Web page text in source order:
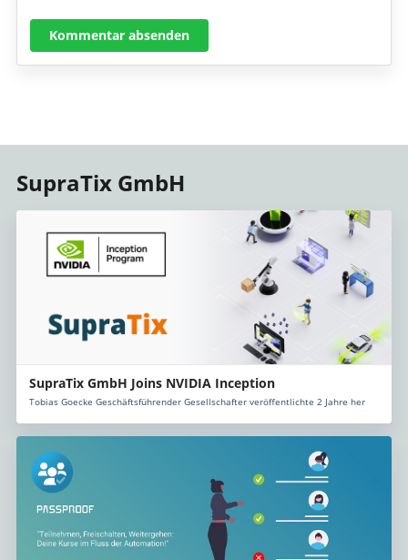
Kommentar absenden
SupraTix GmbH
SupraTix GmbH Joins NVIDIA Inception
Tobias Goecke Geschäftsführender Gesellschafter veröffentlichte 2 Jahre her